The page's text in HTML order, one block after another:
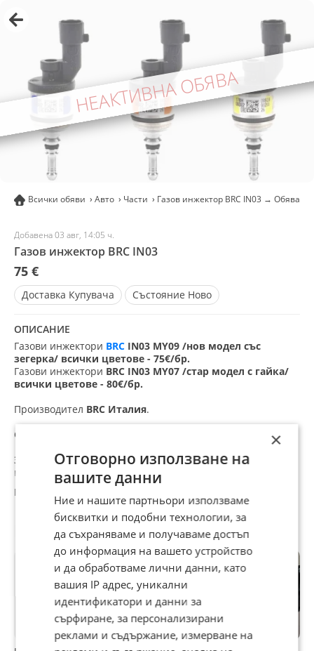
НЕАКТИВНА ОБЯВА
Всички обяви Авто Части Газов инжектор BRC IN03 → Обява
Добавена 03 авг, 14:05 ч.
Газов инжектор BRC IN03
75 €
Доставка Купувача Състояние Ново
ОПИСАНИЕ
Газови инжектори BRC IN03 MY09 /нов модел със
зегерка/ всички цветове - 75€/бр.
Газови инжектори BRC IN03 MY07 /стар модел с гайка/
всички цветове - 80€/бр.
Производител BRC Италия.
Сертификати за качество R67-01 и 110R.
За повече информация и оферти ни се обадете или ни
пишете на сайта, Viber и WhatsApp.
Доставяме в цяла България с 30% отстъпка от Еконт!
При поръчки над 600€, предплатени по банков
път – безплатна доставка! /Не важи за поръчка на
бутилки./
Injekcion gazovo lovato valtek brc genius lpg hana zavoli
landi map alex shark barracuda ultra tomasetto nordic stag
europegas tamona agis emmegas r-uno fobos rail injektor
Препоръчани за теб
×
Отговорно използване на
вашите данни
Ние и нашите партньори използваме
бисквитки и подобни технологии, за
да съхраняваме и получаваме достъп
до информация на вашето устройство
и да обработваме лични данни, като
вашия IP адрес, уникални
идентификатори и данни за
сърфиране, за персонализирани
реклами и съдържание, измерване на